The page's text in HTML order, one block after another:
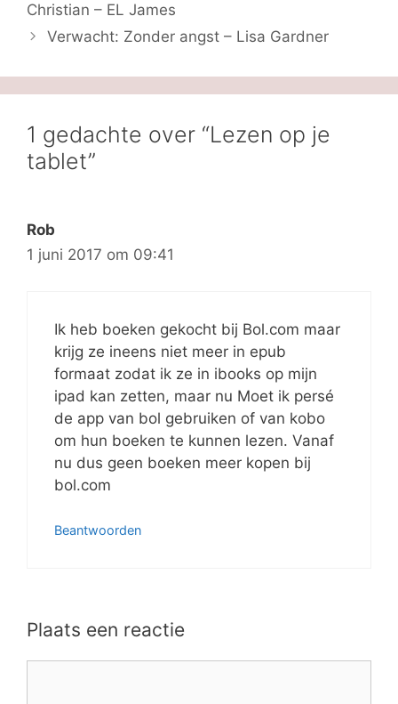
Christian – EL James
Verwacht: Zonder angst – Lisa Gardner
1 gedachte over “Lezen op je
tablet”
Rob
1 juni 2017 om 09:41
Ik heb boeken gekocht bij Bol.com maar
krijg ze ineens niet meer in epub
formaat zodat ik ze in ibooks op mijn
ipad kan zetten, maar nu Moet ik persé
de app van bol gebruiken of van kobo
om hun boeken te kunnen lezen. Vanaf
nu dus geen boeken meer kopen bij
bol.com
Beantwoorden
Plaats een reactie